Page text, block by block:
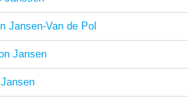
Jansen-Van de Pol
Jansen